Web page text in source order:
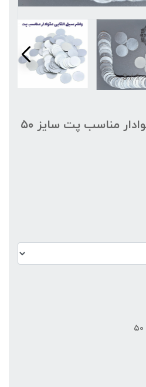
1
/
3
واشر سیل القایی مقوادار مناسب پت سایز ۵۰